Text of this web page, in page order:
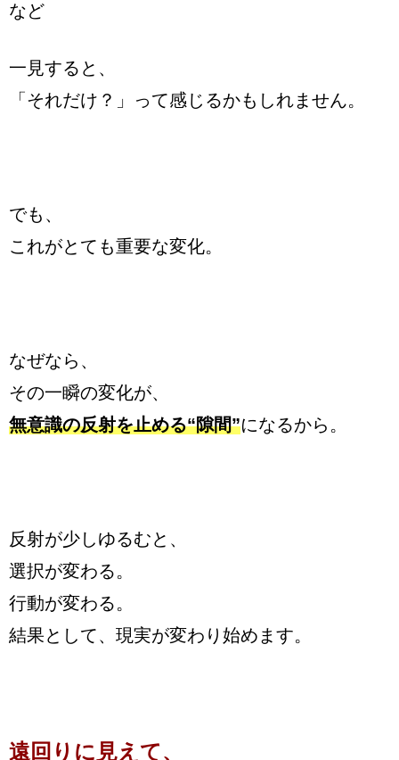
など
一見すると、
「それだけ？」って感じるかもしれません。
でも、
これがとても重要な変化。
なぜなら、
その一瞬の変化が、
無意識の反射を止める“隙間”になるから。
反射が少しゆるむと、
選択が変わる。
行動が変わる。
結果として、現実が変わり始めます。
遠回りに見えて、